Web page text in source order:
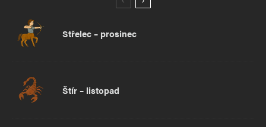
Střelec – prosinec
Štír – listopad